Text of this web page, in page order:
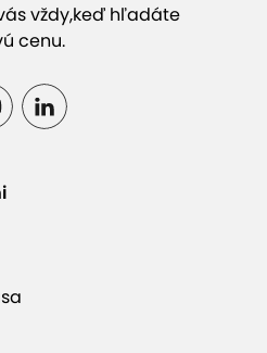
vždy,keď hľadáte
cenu.